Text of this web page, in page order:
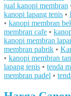
jual kanopi membran
kanopi lapang tenis •
• kanopi membran
membran cafe •
kanopi membran
membran pabrik •
• kanopi membran
lapang tenis • tenda
membran padel •